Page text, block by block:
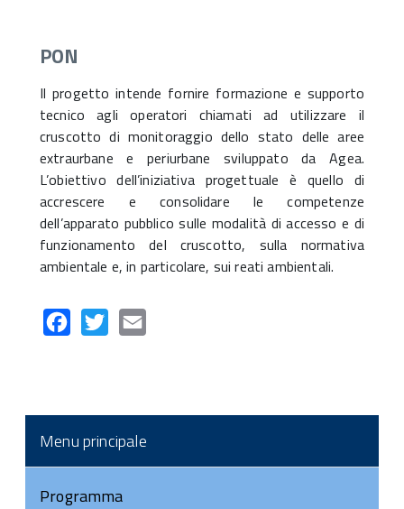
PON
Il progetto intende fornire formazione e supporto
tecnico agli operatori chiamati ad utilizzare il
cruscotto di monitoraggio dello stato delle aree
extraurbane e periurbane sviluppato da Agea.
L’obiettivo dell’iniziativa progettuale è quello di
accrescere e consolidare le competenze
dell’apparato pubblico sulle modalità di accesso e di
funzionamento del cruscotto, sulla normativa
ambientale e, in particolare, sui reati ambientali.
FacebookTwitter
Menu principale
Programma